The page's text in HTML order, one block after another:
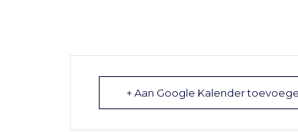
+ Aan Google Kalender